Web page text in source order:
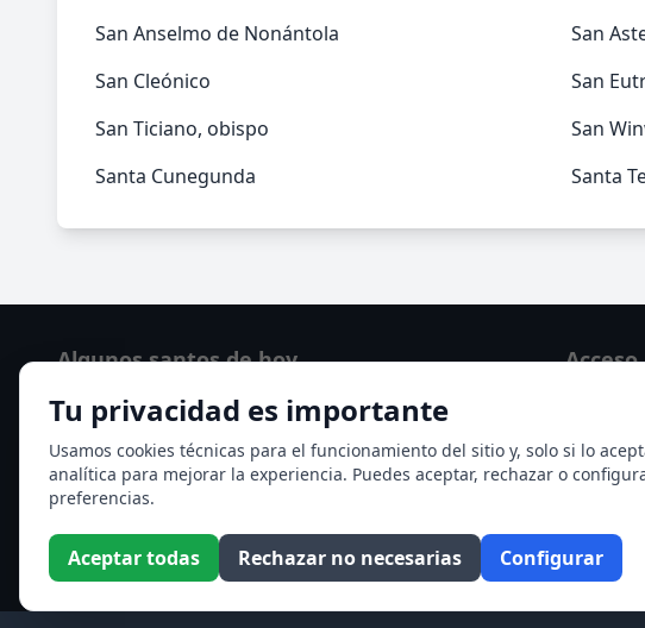
San Anselmo de Nonántola
San
San Cleónico
San
San Ticiano, obispo
San
Santa Cunegunda
Santa
Tu privacidad es importante
Usamos cookies técnicas para el funcionamiento del sitio y, solo si lo
analítica para mejorar la experiencia. Puedes aceptar, rechazar o
preferencias.
Aceptar todas Rechazar no necesarias Configurar
Algunos santos de hoy
San Cayetano de Thiene
San Sixto II papa
Ver todos los santos de hoy
Marzo
Julio